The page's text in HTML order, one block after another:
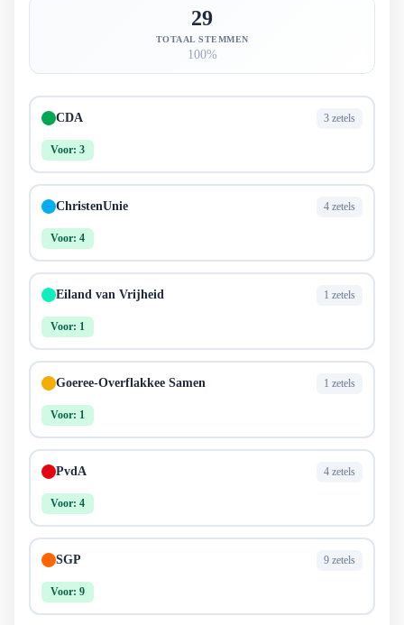
29
TOTAAL STEMMEN
100%
CDA 3 zetels
Voor: 3
ChristenUnie 4 zetels
Voor: 4
Eiland van Vrijheid 1 zetels
Voor: 1
Goeree-Overflakkee Samen 1 zetels
Voor: 1
PvdA 4 zetels
Voor: 4
SGP 9 zetels
Voor: 9